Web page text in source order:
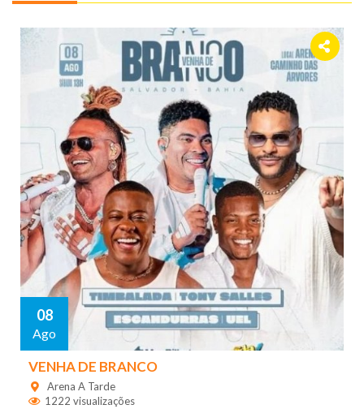
08
Ago
VENHA DE BRANCO
Arena A Tarde
1222 visualizações